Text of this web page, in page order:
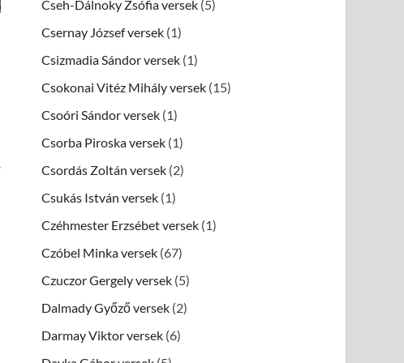
Cseh-Dálnoky Zsófia versek (5)
Csernay József versek (1)
Csizmadia Sándor versek (1)
Csokonai Vitéz Mihály versek (15)
Csoóri Sándor versek (1)
Csorba Piroska versek (1)
Csordás Zoltán versek (2)
Csukás István versek (1)
Czéhmester Erzsébet versek (1)
Czóbel Minka versek (67)
Czuczor Gergely versek (5)
Dalmady Győző versek (2)
Darmay Viktor versek (6)